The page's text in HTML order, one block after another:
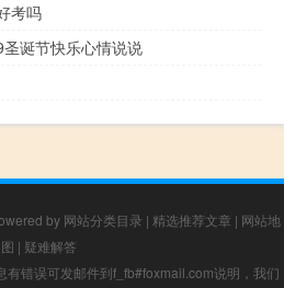
考吗
诞节快乐心情说说
by 网站分类目录 | 精选推荐文章 | 网站地
图 | 疑难解答
有错误可发邮件到f_fb#foxmail.com说明，我们